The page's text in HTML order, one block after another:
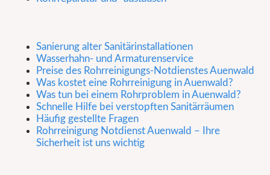
Sanierung alter Sanitärinstallationen
Wasserhahn- und Armaturenservice
Preise des Rohrreinigungs-Notdienstes Auenwald
Was kostet eine Rohrreinigung in Auenwald?
Was tun bei einem Rohrproblem in Auenwald?
Schnelle Hilfe bei verstopften Sanitärräumen
Häufig gestellte Fragen
Rohrreinigung Notdienst Auenwald – Ihre
Sicherheit ist uns wichtig